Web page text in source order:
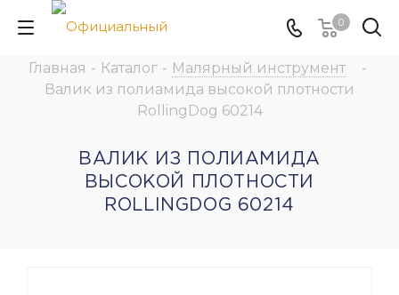
0
Главная - Каталог - Малярный инструмент
-
Валик из полиамида высокой плотности
RollingDog 60214
ВАЛИК ИЗ ПОЛИАМИДА
ВЫСОКОЙ ПЛОТНОСТИ
ROLLINGDOG 60214